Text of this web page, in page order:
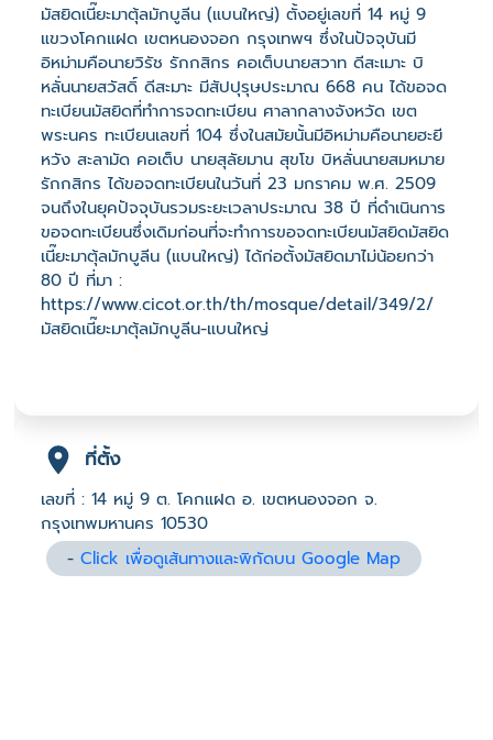
มัสยิดเนี๊ยะมาตุ้ลมักบูลีน (แบนใหญ่) ตั้งอยู่เลขที่ 14 หมู่ 9
แขวงโคกแฝด เขตหนองจอก กรุงเทพฯ ซึ่งในปัจจุบันมี
อิหม่ามคือนายวิรัช รักกสิกร คอเต็บนายสวาท ดีสะเมาะ บิ
หลั่นนายสวัสดิ์ ดีสะมาะ มีสัปปุรุษประมาณ 668 คน ได้ขอจด
ทะเบียนมัสยิดที่ทำการจดทะเบียน ศาลากลางจังหวัด เขต
พระนคร ทะเบียนเลขที่ 104 ซึ่งในสมัยนั้นมีอิหม่ามคือนายฮะยี
หวัง สะลามัด คอเต็บ นายสุลัยมาน สุขโข บิหลั่นนายสมหมาย
รักกสิกร ได้ขอจดทะเบียนในวันที่ 23 มกราคม พ.ศ. 2509
จนถึงในยุคปัจจุบันรวมระยะเวลาประมาณ 38 ปี ที่ดำเนินการ
ขอจดทะเบียนซึ่งเดิมก่อนที่จะทำการขอจดทะเบียนมัสยิดมัสยิด
เนี๊ยะมาตุ้ลมักบูลีน (แบนใหญ่) ได้ก่อตั้งมัสยิดมาไม่น้อยกว่า
80 ปี ที่มา :
https://www.cicot.or.th/th/mosque/detail/349/2/
มัสยิดเนี๊ยะมาตุ้ลมักบูลีน-แบนใหญ่
ที่ตั้ง
เลขที่ : 14 หมู่ 9 ต. โคกแฝด อ. เขตหนองจอก จ.
กรุงเทพมหานคร 10530
-Click เพื่อดูเส้นทางและพิกัดบน Google Map